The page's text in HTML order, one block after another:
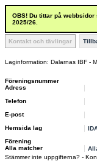
OBS! Du tittar på
2025/26.
Kontakt och tävlingar
Laginformation: Dalarnas IBF -
Föreningsnummer
Adress
Telefon
E-post
Hemsida lag
Förening
Alla matcher
Stämmer inte uppgifterna? -